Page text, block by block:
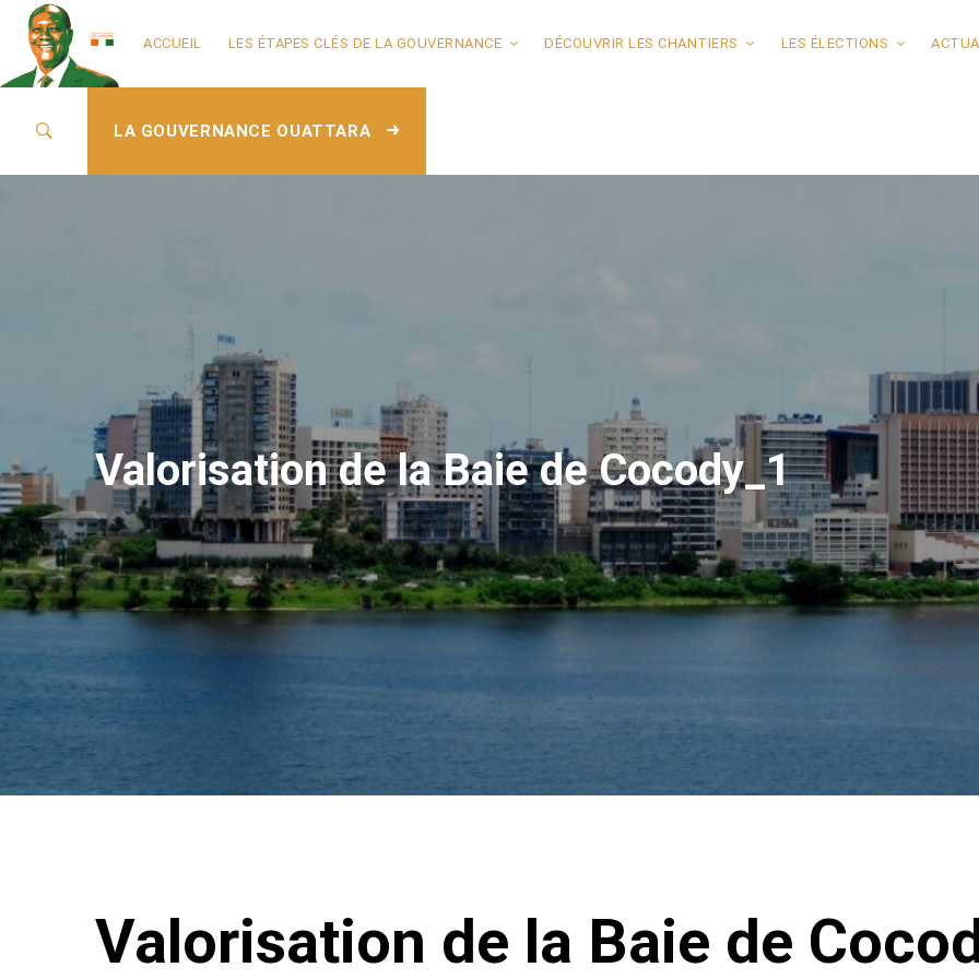
ACCUEIL LES ÉTAPES CLÉS DE LA GOUVERNANCE DÉCOUVRIR LES CHANTIERS LES ÉLECTIONS
LA GOUVERNANCE OUATTARA
Valorisation de la Baie de Cocody_1
Valorisation de la Baie de